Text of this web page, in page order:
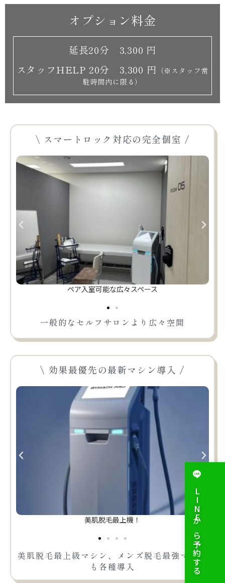
オプション料金
延長20分 3,300 円
スタッフHELP 20分 3,300 円 （※スタッフ常
駐時間内に限る）
\ スマートロック対応の完全個室 /
ペア入室可能な広々スペース
一般的なセルフサロンより広々空間
\ 効果最優先の最新マシン導入 /
美肌脱毛最上機！
美肌脱毛最上級マシン、メンズ脱毛最強マシン
も各種導入
LINEから予約する